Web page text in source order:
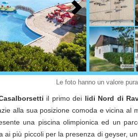
Le foto hanno un valore
il primo dei lidi Nord di
alla sua posizione comoda e vicina
una piscina olimpionica ed un
ai più piccoli per la presenza di geyser,